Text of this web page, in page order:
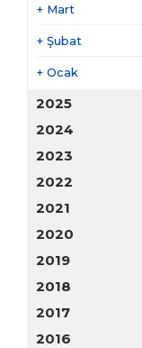
+ Mart
+ Şubat
+ Ocak
2025
2024
2023
2022
2021
2020
2019
2018
2017
2016